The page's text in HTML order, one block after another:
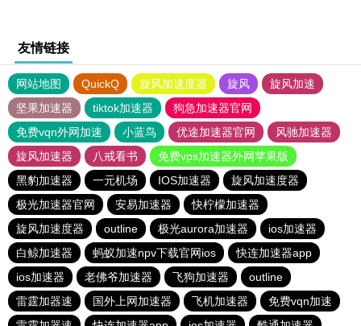
友情链接
网站地图 QuickQ 旋风加速度器 旋风
旋风加速
坚果加速器
tiktok加速器
狗急加速器官网
免费vqn外网加速
小蓝鸟 优途加速器官网
风驰加速器
旋风加速器
八戒看书
免费vps加速器外网苹果版
黑豹加速器
一元机场 IOS加速器
旋风加速度器
极光加速器官网
安易加速器
快柠檬加速器
旋风加速度器
outline 极光aurora加速器
ios加速器
白鲸加速器
蚂蚁加速npv下载官网ios
快连加速器app
ios加速器
老佛爷加速器 飞狗加速器
outline
雷霆加器速
国外上网加速器 飞机加速器
免费vqn加速